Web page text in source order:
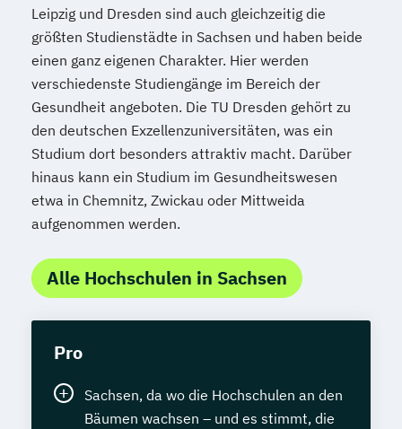
Thai-Yoga Masseur/in
Train the Trainer – Trainer/in in der
Erwachsenenbildung
Vegetarische und Vegane Ernährung
Waldbaden-Coach & Kursleiter/in:
Waldbaden
Wellnessmasseur/in
Wirbelsäulentherapie nach Dorn / Breuß
Yoga Trainer/in
Leipzig und Dresden sind auch gleichzeitig die
größten Studienstädte in Sachsen und haben beide
einen ganz eigenen Charakter. Hier werden
verschiedenste Studiengänge im Bereich der
Gesundheit angeboten. Die TU Dresden gehört zu
den deutschen Exzellenzuniversitäten, was ein
Studium dort besonders attraktiv macht. Darüber
hinaus kann ein Studium im Gesundheitswesen
etwa in Chemnitz, Zwickau oder Mittweida
aufgenommen werden.
Alle Hochschulen in Sachsen
Pro
Sachsen, da wo die Hochschulen an den
Bäumen wachsen – und es stimmt, die